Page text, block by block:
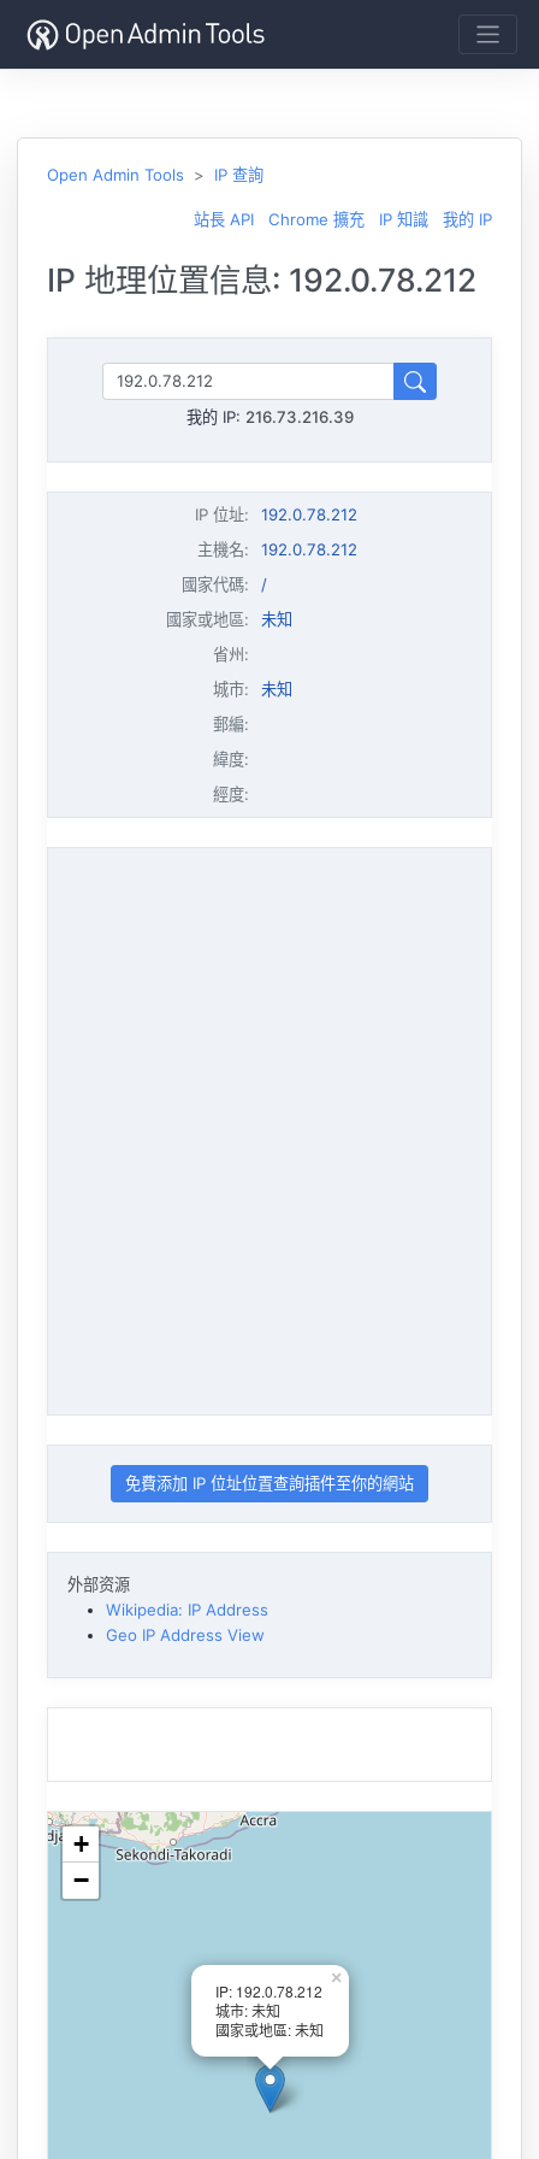
Open Admin Tools IP 查詢
站長 API Chrome 擴充 IP 知識 我的 IP
IP 地理位置信息: 192.0.78.212
我的 IP: 216.73.216.39
IP 位址:
192.0.78.212
主機名:
192.0.78.212
國家代碼:
/
國家或地區:
未知
省州:
城市:
未知
郵編:
緯度:
經度:
免費添加 IP 位址位置查詢插件至你的網站
外部资源
Wikipedia: IP Address
Geo IP Address View
IP: 192.0.78.212
城市: 未知
國家或地區: 未知
×
+
−